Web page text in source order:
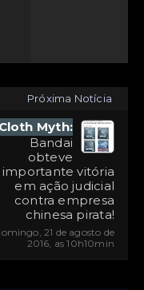
Próxima Notícia
Cloth Myth:
Bandai
obteve
importante vitória
em ação judicial
contra empresa
chinesa pirata!
21 de agosto de
2016, as 10h10min